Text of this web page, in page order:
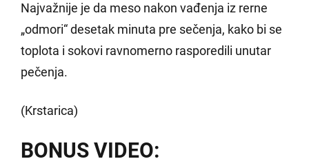
Najvažnije je da meso nakon vađenja iz rerne
„odmori“ desetak minuta pre sečenja, kako bi se
toplota i sokovi ravnomerno rasporedili unutar
pečenja.
(Krstarica)
BONUS VIDEO: